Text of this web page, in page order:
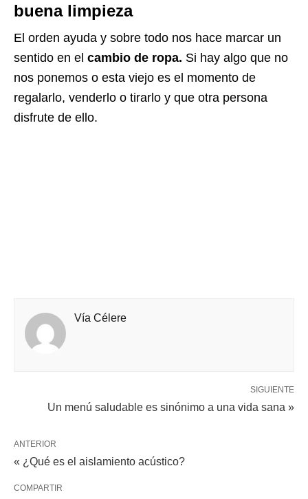
buena limpieza
El orden ayuda y sobre todo nos hace marcar un
sentido en el cambio de ropa. Si hay algo que no
nos ponemos o esta viejo es el momento de
regalarlo, venderlo o tirarlo y que otra persona
disfrute de ello.
Vía Célere
SIGUIENTE
Un menú saludable es sinónimo a una vida sana »
ANTERIOR
« ¿Qué es el aislamiento acústico?
COMPARTIR